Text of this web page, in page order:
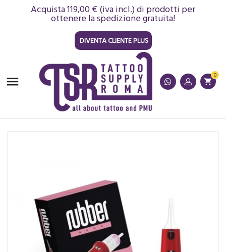
Acquista 119,00 € (iva incl.) di prodotti per
ottenere la spedizione gratuita!
DIVENTA CLIENTE PLUS
 shopping_cart
0